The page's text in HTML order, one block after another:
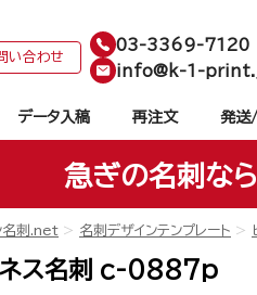
い合わせ
03-3369-7120
info@k-1-
データ入稿 再注文 発送
急ぎの名刺な
名刺.net 名刺デザインテンプレート
ネス名刺 c-0887p